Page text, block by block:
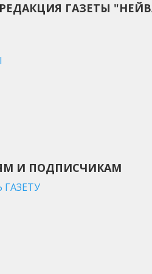
ГАЗЕТЫ
И ПОДПИСЧИКАМ
ГАЗЕТУ